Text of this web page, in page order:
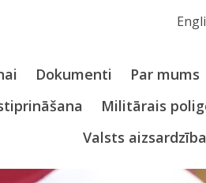
Dokumenti Par mums
Militārais
Valsts